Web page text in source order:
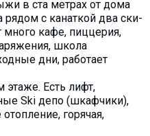
в ста метрах от дома
рядом с канаткой два ски-
много кафе, пиццерия,
школа
дни, работает
этаже. Есть лифт,
Ski депо (шкафчики),
горячая,